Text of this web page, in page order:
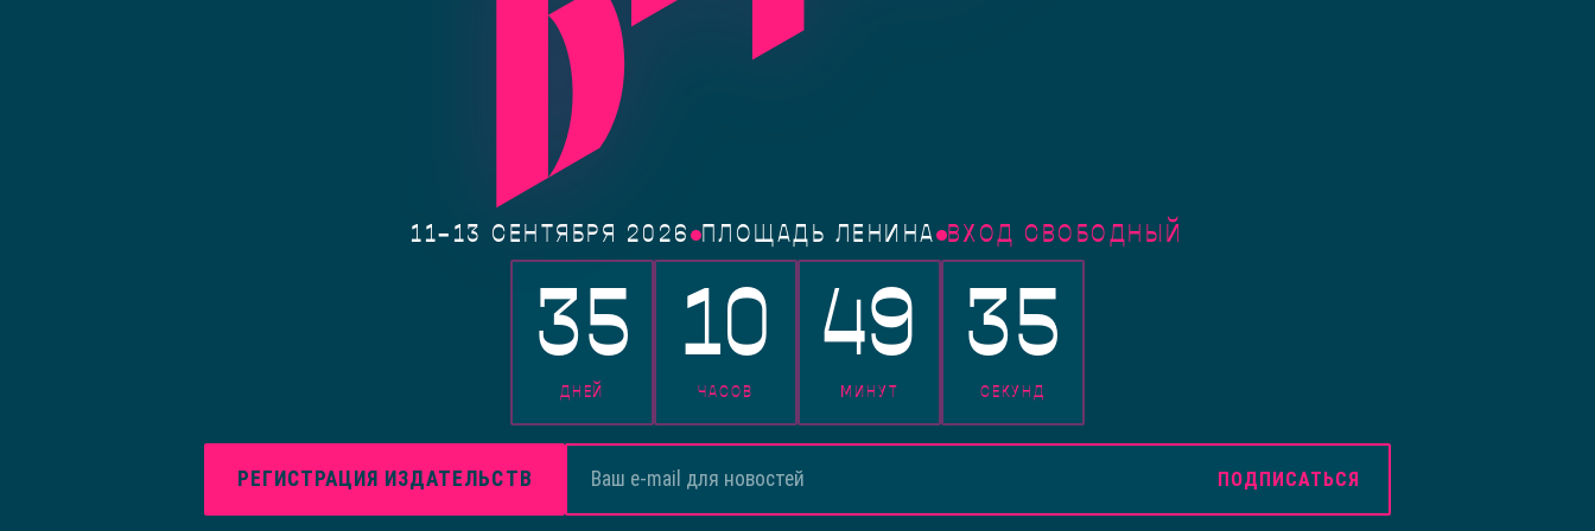
11–13 СЕНТЯБРЯ 2026 ПЛОЩАДЬ ЛЕНИНА ВХОД СВОБОДНЫЙ
35
ДНЕЙ
10
ЧАСОВ
49
МИНУТ
35
СЕКУНД
РЕГИСТРАЦИЯ ИЗДАТЕЛЬСТВ ПОДПИСАТЬСЯ